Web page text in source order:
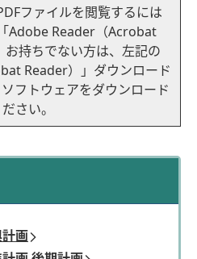
ファイルを閲覧するには
「Adobe Reader（Acrobat
持ちでない方は、左記の
Reader）」ダウンロード
フトウェアをダウンロード
さい。
画